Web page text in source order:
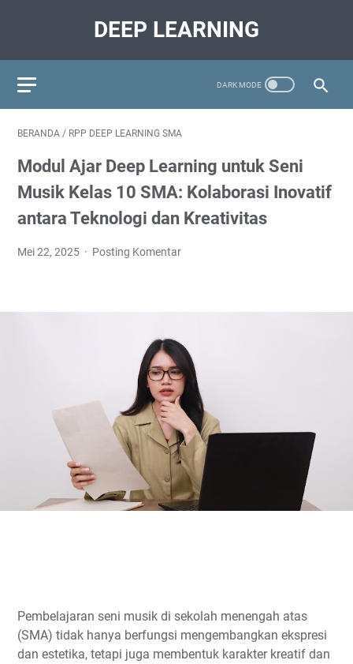
DEEP LEARNING
BERANDA / RPP DEEP LEARNING SMA
Modul Ajar Deep Learning untuk Seni
Musik Kelas 10 SMA: Kolaborasi Inovatif
antara Teknologi dan Kreativitas
Mei 22, 2025 Posting Komentar
Pembelajaran seni musik di sekolah menengah atas
(SMA) tidak hanya berfungsi mengembangkan ekspresi
dan estetika, tetapi juga membentuk karakter kreatif dan